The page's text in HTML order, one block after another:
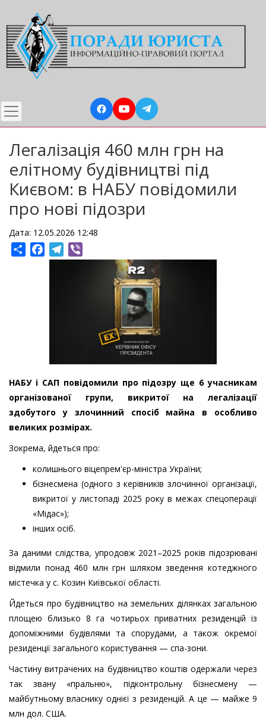
до
основного
вмісту
Легалізація 460 млн грн на
елітному будівництві під
Києвом: в НАБУ повідомили
про нові підозри
Дата: 12.05.2026 12:48
ShareFacebookTelegram
НАБУ і САП повідомили про підозру ще 6 учасникам
організованої групи, викритої на легалізації
здобутого у злочинний спосіб майна в особливо
великих розмірах.
Зокрема, йдеться про:
колишнього віцепрем'єр-міністра України;
бізнесмена (одного з керівників злочинної організації,
викритої у листопаді 2025 року в межах спецоперації
«Мідас»);
інших осіб.
За даними слідства, упродовж 2021–2025 років підозрювані
відмили понад 460 млн грн шляхом зведення котеджного
містечка у с. Козин Київської області.
Йдеться про будівництво на земельних ділянках загальною
площею близько 8 га чотирьох приватних резиденцій із
допоміжними будівлями та спорудами, а також окремої
резиденції загального користування — спа-зони.
Частину витрачених на будівництво коштів одержали через
так звану «пральню», підконтрольну бізнесмену —
майбутньому власнику однієї з резиденцій. А це — майже 9
млн дол. США.